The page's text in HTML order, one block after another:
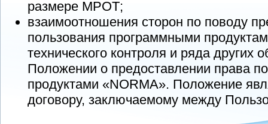
размере МРОТ;
взаимоотношения сторон по поводу
пользования программными
технического контроля и ряда других
Положении о предоставлении права
продуктами «NORMA». Положение
договору, заключаемому между